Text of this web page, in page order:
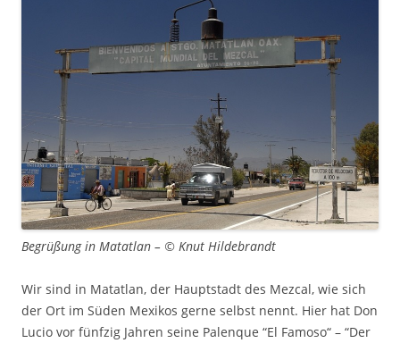
Begrüßung in Matatlan – © Knut Hildebrandt
Wir sind in Matatlan, der Hauptstadt des Mezcal, wie sich
der Ort im Süden Mexikos gerne selbst nennt. Hier hat Don
Lucio vor fünfzig Jahren seine Palenque “El Famoso“ – “Der